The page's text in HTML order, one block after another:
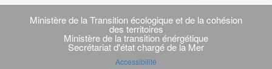
Navigation
transverse
Ministère de la Transition écologique et de la cohésion
des territoires
Ministère de la transition énérgétique
Secrétariat d'état chargé de la Mer
Accessibilité